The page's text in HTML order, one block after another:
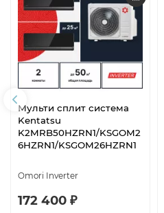
Мульти сплит система
Kentatsu
K2MRB50HZRN1/KSGOM2
6HZRN1/KSGOM26HZRN1
Omori Inverter
172 400 ₽